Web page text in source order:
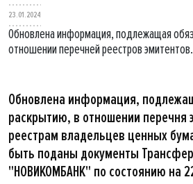
23.01.2024
Обновлена информация, подлежащая
отношении перечней реестров эмитентов.
Обновлена информация,
раскрытию, в отношении перечня
реестрам владельцев ценных
быть поданы документы
"НОВИКОМБАНК" по состоянию на